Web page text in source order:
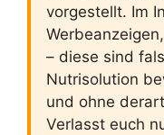
vorgestellt. Im
– diese sind
Nutrisolution
und ohne
Verlasst euch